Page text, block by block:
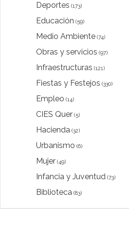
Deportes (173)
Educación (59)
Medio Ambiente (74)
Obras y servicios (97)
Infraestructuras (121)
Fiestas y Festejos (330)
Empleo (14)
CIES Quer (5)
Hacienda (32)
Urbanismo (6)
Mujer (49)
Infancia y Juventud (73)
Biblioteca (83)